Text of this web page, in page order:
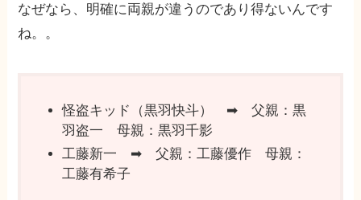
なぜなら、明確に両親が違うのであり得ないんです
ね。。
怪盗キッド（黒羽快斗） ➡︎ 父親：黒
羽盗一 母親：黒羽千影
工藤新一 ➡︎ 父親：工藤優作 母親：
工藤有希子